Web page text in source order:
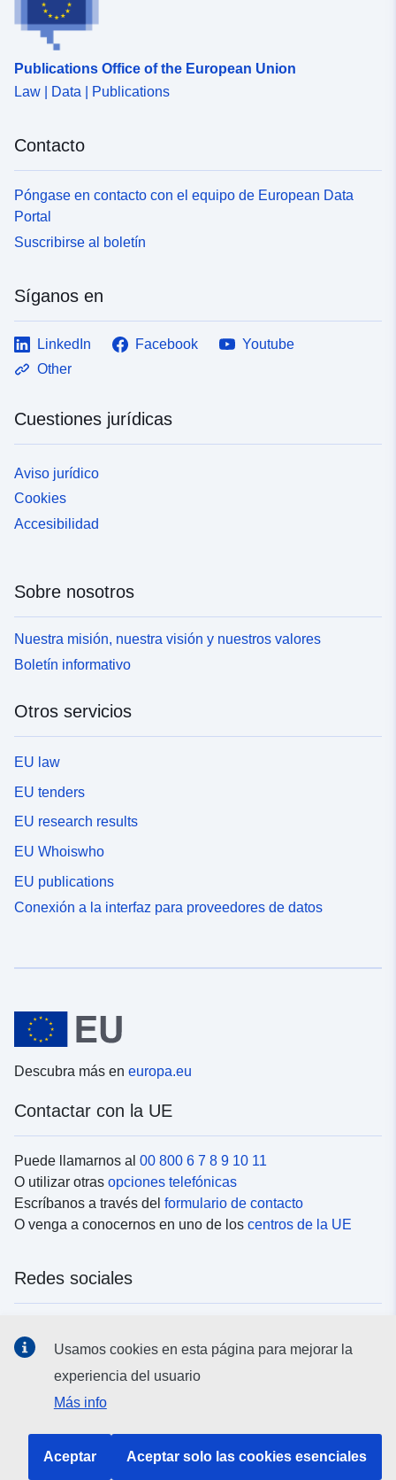
Publications Office of the European Union
Law | Data | Publications
Contacto
Póngase en contacto con el equipo de European Data
Portal
Suscribirse al boletín
Síganos en
LinkedIn Facebook
Youtube
Other
Cuestiones jurídicas
Aviso jurídico
Cookies
Accesibilidad
Sobre nosotros
Nuestra misión, nuestra visión y nuestros valores
Boletín informativo
Otros servicios
EU law
EU tenders
EU research results
EU Whoiswho
EU publications
Conexión a la interfaz para proveedores de datos
Descubra más en europa.eu
Contactar con la UE
Puede llamarnos al 00 800 6 7 8 9 10 11
O utilizar otras opciones telefónicas
Escríbanos a través del formulario de contacto
O venga a conocernos en uno de los centros de la UE
Redes sociales
Instituciones y organismos de la UE
Usamos cookies en esta página para mejorar la
experiencia del usuario
Más info
Aceptar Aceptar solo las cookies esenciales